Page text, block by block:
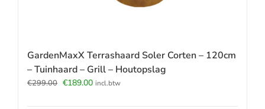
GardenMaxX Terrashaard Soler Corten – 120cm
– Tuinhaard – Grill – Houtopslag
€299.00 Oorspronkelijke
€189.00Huidige
incl.btw